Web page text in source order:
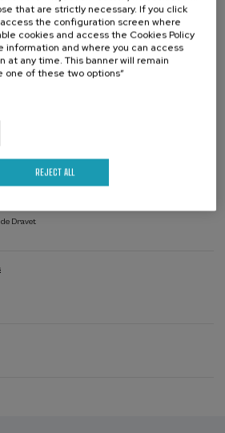
aspectos fundamentales para el
y síntomas característicos de las EED, así
y genéticos que facilitan su
terapéuticas actuales,
y medicina de precisión.
multidisciplinar en el manejo integral
psicosociales.
Dravet
that are strictly necessary. If you click
access the configuration screen where
cookies and access the Cookies Policy
information and where you can access
at any time. This banner will remain
one of these two options”
REJECT ALL